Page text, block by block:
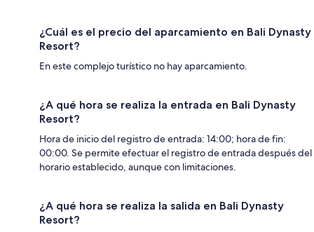
¿Cuál es el precio del aparcamiento en Bali Dynasty
Resort?
En este complejo turístico no hay aparcamiento.
¿A qué hora se realiza la entrada en Bali Dynasty
Resort?
Hora de inicio del registro de entrada: 14:00; hora de fin:
00:00. Se permite efectuar el registro de entrada después del
horario establecido, aunque con limitaciones.
¿A qué hora se realiza la salida en Bali Dynasty
Resort?